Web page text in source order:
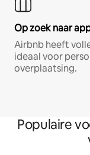
Op zoek naar
Airbnb heeft
ideaal voor
overplaatsing.
Populaire